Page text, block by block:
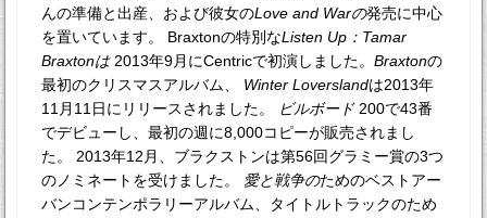
んの準備と出産、および彼女のLove and Warの発売に中心
を置いています。 Braxtonの特別なListen Up：Tamar
Braxtonは2013年9月にCentricで初演しました。Braxtonの
最初のクリスマスアルバム、 Winter Loverslandは2013年
11月11日にリリースされました。
ビルボード200で43番
でデビューし、最初の週に8,000コピーが販売されまし
た。 2013年12月、ブラクストンは第56回グラミー賞の3つ
のノミネートを受けました。 愛と戦争のためのベストアー
バンコンテンポラリーアルバム、タイトルトラックのため